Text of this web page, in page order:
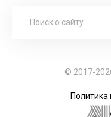
© 2017-